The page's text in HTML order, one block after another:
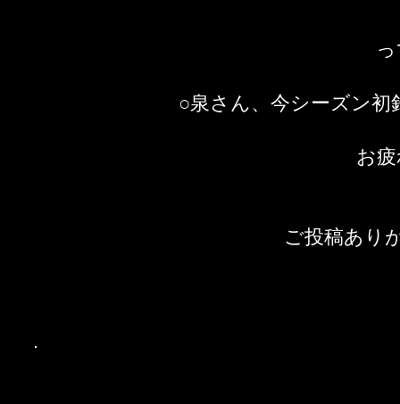
○泉さん、今シーズン
お
ご投稿あり